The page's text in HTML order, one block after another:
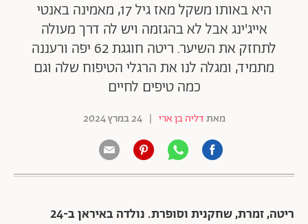
היא באותו משקל מאז גיל 17, מאמינה באנטי
אייג'ינג אבל לא בהגזמה ויש לה דרך מעולה
לתחזק את השיער. ריטה חוגגת 62 יפה ורעננה
מתמיד, ומגלה לנו את הרגלי הטיפוח שלה וגם
כמה טיפים לחיים
מאתדליה בן ארי | 24 במרץ 2024
ריטה, זמרת, שחקנית וסופרת. נולדה באיראן ב-24